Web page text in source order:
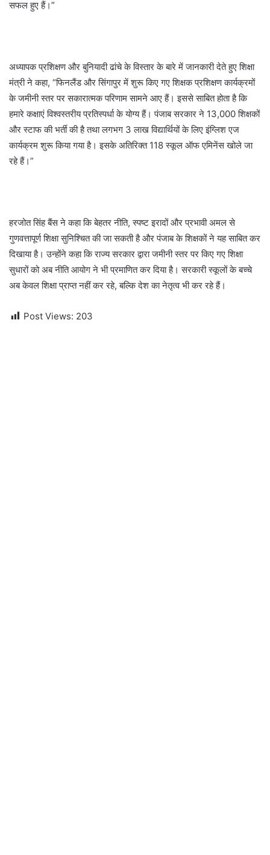
सफल हुए हैं।”
अध्यापक प्रशिक्षण और बुनियादी ढांचे के विस्तार के बारे में जानकारी देते हुए शिक्षा
मंत्री ने कहा, “फिनलैंड और सिंगापुर में शुरू किए गए शिक्षक प्रशिक्षण कार्यक्रमों
के जमीनी स्तर पर सकारात्मक परिणाम सामने आए हैं। इससे साबित होता है कि
हमारे कक्षाएं विश्वस्तरीय प्रतिस्पर्धा के योग्य हैं। पंजाब सरकार ने 13,000 शिक्षकों
और स्टाफ की भर्ती की है तथा लगभग 3 लाख विद्यार्थियों के लिए इंग्लिश एज
कार्यक्रम शुरू किया गया है। इसके अतिरिक्त 118 स्कूल ऑफ एमिनेंस खोले जा
रहे हैं।”
हरजोत सिंह बैंस ने कहा कि बेहतर नीति, स्पष्ट इरादों और प्रभावी अमल से
गुणवत्तापूर्ण शिक्षा सुनिश्चित की जा सकती है और पंजाब के शिक्षकों ने यह साबित कर
दिखाया है। उन्होंने कहा कि राज्य सरकार द्वारा जमीनी स्तर पर किए गए शिक्षा
सुधारों को अब नीति आयोग ने भी प्रमाणित कर दिया है। सरकारी स्कूलों के बच्चे
अब केवल शिक्षा प्राप्त नहीं कर रहे, बल्कि देश का नेतृत्व भी कर रहे हैं।
Post Views: 203